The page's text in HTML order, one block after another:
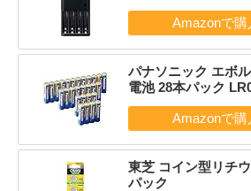
パナソニック エボ
電池 28本パック
東芝 コイン型リチ
パック